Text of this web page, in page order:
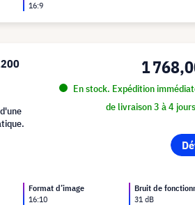
16:9
1
En stock. Expédition
de livraison 3 à 4
Format d’image
16:10
Bruit de
31 dB